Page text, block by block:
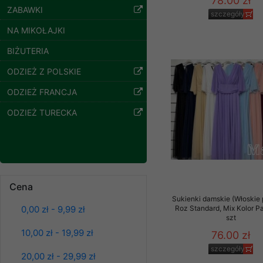
ZABAWKI
NA MIKOŁAJKI
BIŻUTERIA
ODZIEŻ Z POLSKIE
ODZIEŻ FRANCJA
ODZIEŻ TURECKA
Cena
0,00 zł - 9,99 zł
10,00 zł - 19,99 zł
20,00 zł - 29,99 zł
39.00 zł
szczegóły
Sukienki damskie (Włoskie
Roz Standard, Mix Kolor
szt
76.00 zł
szczegóły
Klientów
ochronie danych
Każdy Klient, który
ich weryfikacji,
Sklep nie przekazuje,
chyba że dzieje się to
prawa organów
Nasz Sklep posługuje
przez nasz serwer i
może wpłynąć na
Klienta przechowują
• sesji
• ostatnio